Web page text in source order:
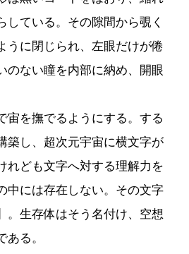
している。その隙間から覗く
うに閉じられ、左眼だけが倦
のない瞳を内部に納め、開眼
を撫でるようにする。する
築し、超次元宇宙に横文字が
れども文字へ対する理解力を
中には存在しない。その文字
。生存体はそう名付け、空想
る。